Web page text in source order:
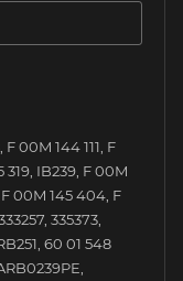
F 00M 144 111, F
319, IB239, F 00M
00M 145 404, F
335373,
60 01 548